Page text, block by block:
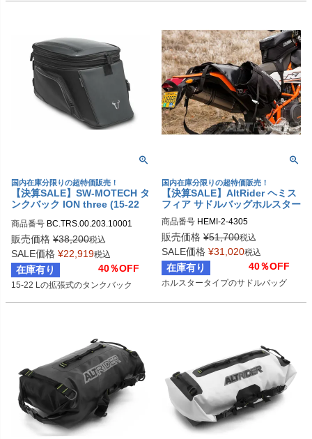
国内在庫分限りの超特価販売！
【決算SALE】SW-MOTECH タ
ンクバック ION three (15-22
商品番号 BC.TRS.00.203.10001
sw_BC_TRS_00_203_10001
販売価格 ¥38,200税込
SALE価格 ¥22,919税込
在庫有り 40％OFF
15-22 Lの拡張式のタンクバック
国内在庫分限りの超特価販売！
【決算SALE】AltRider ヘミス
フィア サドルバッグホルスター
商品番号 HEMI-2-4305
販売価格 ¥51,700税込
SALE価格 ¥31,020税込
在庫有り 40％OFF
ホルスタータイプのサドルバッグ